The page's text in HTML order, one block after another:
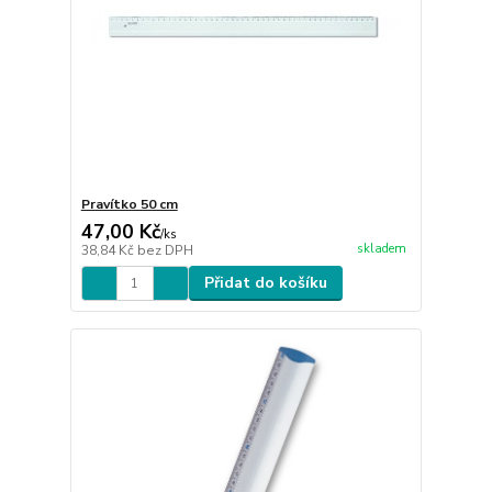
Pravítko 50 cm
47,00 Kč/ks
38,84 Kč bez DPH skladem
Přidat do košíku